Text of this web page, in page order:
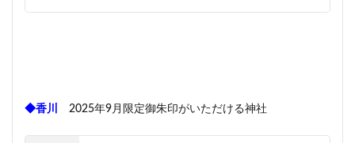
◆香川 2025年9月限定御朱印がいただける神社